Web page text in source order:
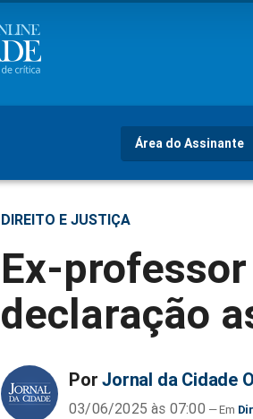
Área do Assinante
DIREITO E JUSTIÇA
Ex-
declaração
Por Jornal da Cidade
03/06/2025 às 07:00